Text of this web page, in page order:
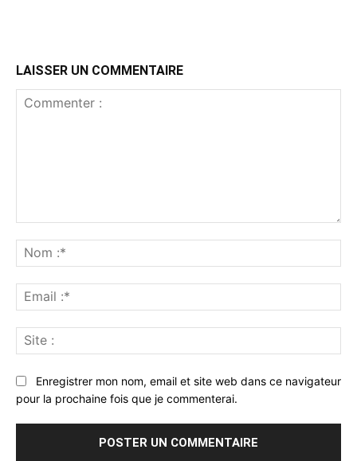
LAISSER UN COMMENTAIRE
:*
:*
:
Enregistrer mon nom, email et site web dans ce navigateur
pour la prochaine fois que je commenterai.